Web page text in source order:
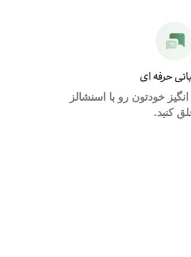
حرفه ای
خودتون رو با اسنشالز
کنید.